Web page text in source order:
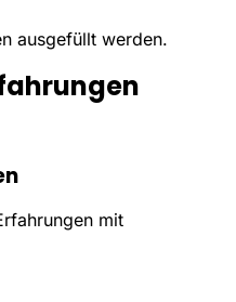
ausgefüllt werden.
mit